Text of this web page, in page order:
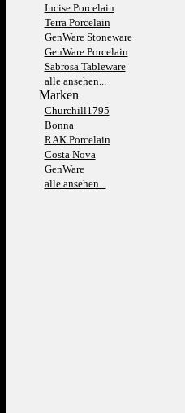
Incise Porcelain
Terra Porcelain
GenWare Stoneware
GenWare Porcelain
Sabrosa Tableware
alle ansehen...
Marken
Churchill1795
Bonna
RAK Porcelain
Costa Nova
GenWare
alle ansehen...